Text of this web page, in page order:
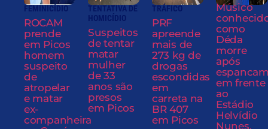
FEMINICÍDIO
ROCAM
prende
em Picos
homem
suspeito
de
atropelar
e matar
ex-
companheira
TENTATIVA DE
HOMICÍDIO
Suspeitos
de tentar
matar
mulher
de 33
anos são
presos
em Picos
TRÁFICO
PRF
apreende
mais de
273 kg de
drogas
escondidas
em
carreta na
BR 407
em Picos
Músico
como
Déda
morre
após
em frente
ao
Estádio
Helvídio
Nunes,